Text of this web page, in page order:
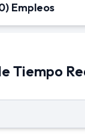
Empleos
Tiempo